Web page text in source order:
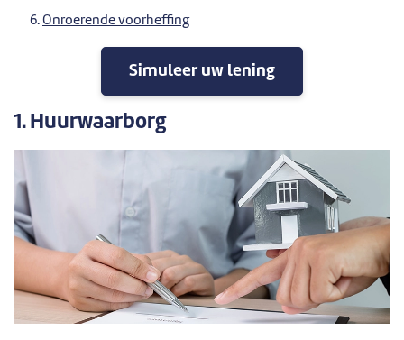
Onroerende voorheffing
Simuleer uw lening
1. Huurwaarborg